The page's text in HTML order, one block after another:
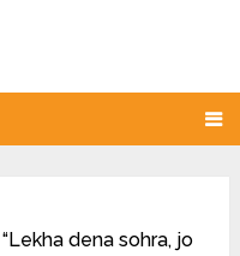
dena sohra, jo